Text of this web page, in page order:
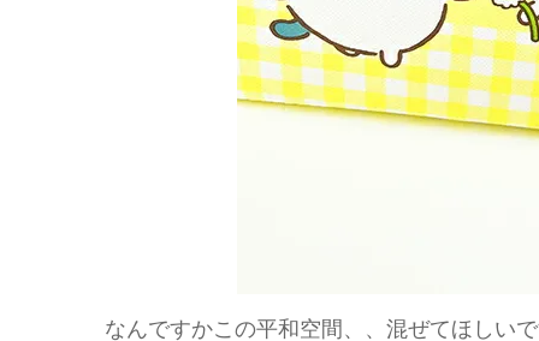
なんですかこの平和空間、、混ぜてほしい